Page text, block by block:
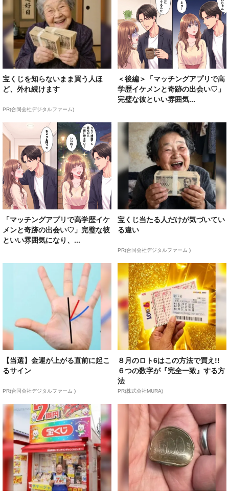
宝くじを知らないまま買う人ほ
ど、外れ続けます
PR(合同会社デジタルファーム)
＜後編＞「マッチングアプリで高
学歴イケメンと奇跡の出会い♡」
完璧な彼といい雰囲気...
「マッチングアプリで高学歴イケ
メンと奇跡の出会い♡」完璧な彼
といい雰囲気になり、...
宝くじ当たる人だけが気づいてい
る違い
PR(合同会社デジタルファーム )
【当選】金運が上がる直前に起こ
るサイン
PR(合同会社デジタルファーム )
８月のロト6はこの方法で買え!!
６つの数字が『完全一致』する方
法
PR(株式会社MURA)